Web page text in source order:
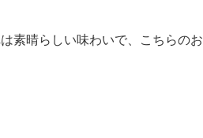
素晴らしい味わいで、こちらの